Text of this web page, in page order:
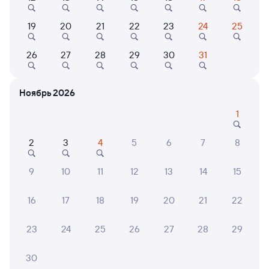
6 причин купить ж/д билеты
Онлайн-покупка за 4 минуты
Онлайн-возврат билетов без очереди в кассу
Выбор любимых мест на схемах вагонов
покупке
Коттеджи, дома
Частный дом
10 ⁠619 ⁠₽
ещё 2
варианта
19 20 21 22 23 24 25
26 27 28 29 30 31
Ноябрь 2026
1
2 3 4 5 6 7 8
9 10 11 12 13 14 15
16 17 18 19 20 21 22
23 24 25 26 27 28 29
30